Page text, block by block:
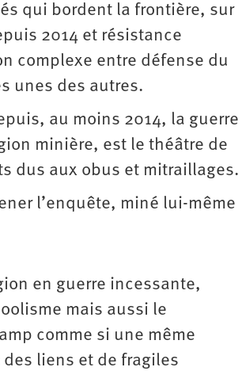
qui bordent la frontière, sur
2014 et résistance
complexe entre défense du
unes des autres.
au moins 2014, la guerre
minière, est le théâtre de
dus aux obus et mitraillages.
l’enquête, miné lui-même
en guerre incessante,
mais aussi le
comme si une même
liens et de fragiles